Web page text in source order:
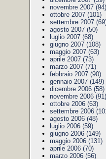
novembre 2007 (94)
ottobre 2007 (101)
settembre 2007
agosto 2007 (50)
luglio 2007 (68)
giugno 2007 (108)
maggio 2007 (63)
aprile 2007 (73)
marzo 2007 (71)
febbraio 2007 (90)
gennaio 2007 (149)
dicembre 2006 (58)
novembre 2006 (91)
ottobre 2006 (63)
settembre 2006
agosto 2006 (48)
luglio 2006 (59)
giugno 2006 (149)
maggio 2006 (131)
aprile 2006 (70)
marzo 2006 (56)